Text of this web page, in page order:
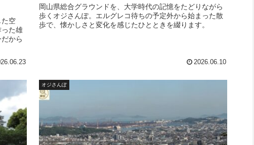
た空
た雄
から
岡山県総合グラウンドを、大学時代の記憶をたどりながら
歩くオジさんぽ。エルグレコ待ちの予定外から始まった散
歩で、懐かしさと変化を感じたひとときを綴ります。
2026.06.10
オジさんぽ